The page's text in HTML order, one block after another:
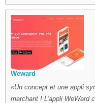
Weward
Un concept et une appli
marchant ! L'appli WeWard